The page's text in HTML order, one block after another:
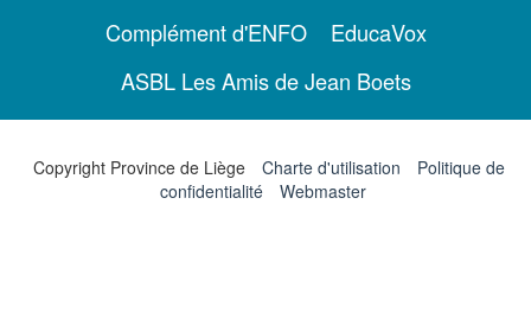
Complément d'ENFO
EducaVox
ASBL Les Amis de Jean Boets
Copyright Province de Liège Charte d'utilisation
Politique de
confidentialité
Webmaster